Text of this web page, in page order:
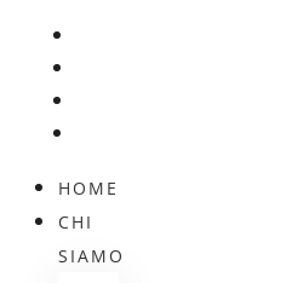
HOME
CHI
SIAMO